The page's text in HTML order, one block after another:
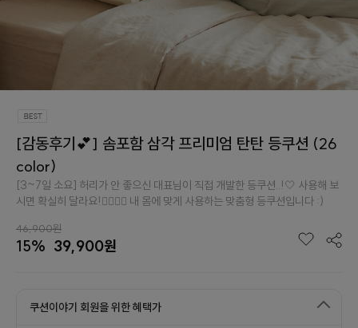
[감동후기💕] 솜포함 삼각 프리미엄 탄탄 등쿠션 (26
color)
[3~7일 소요] 허리가 안 좋으신 대표님이 직접 개발한 등쿠션..!🤍 사용해 보
시면 확실히 달라요!👉🏻👈🏻 내 몸에 맞게 사용하는 맞춤형 등쿠션입니다 :)
46,900원
15% 39,900원
쿠션이야기 회원을 위한 혜택가